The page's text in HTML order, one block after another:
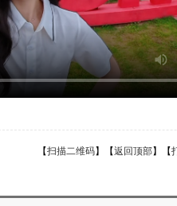
【扫描二维码】【返回顶部】【